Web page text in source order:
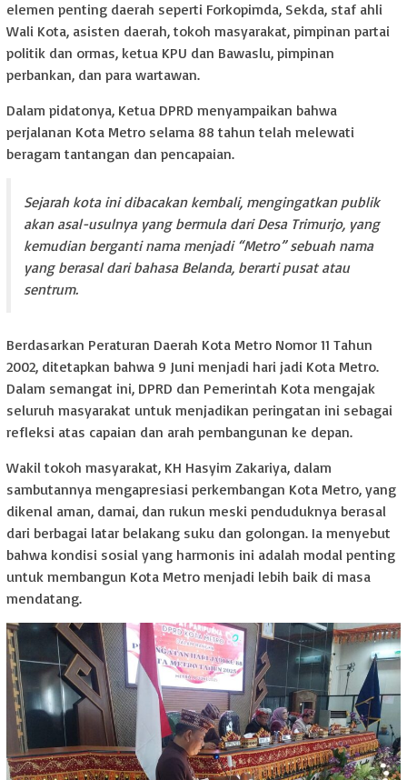
elemen penting daerah seperti Forkopimda, Sekda, staf ahli
Wali Kota, asisten daerah, tokoh masyarakat, pimpinan partai
politik dan ormas, ketua KPU dan Bawaslu, pimpinan
perbankan, dan para wartawan.
Dalam pidatonya, Ketua DPRD menyampaikan bahwa
perjalanan Kota Metro selama 88 tahun telah melewati
beragam tantangan dan pencapaian.
Sejarah kota ini dibacakan kembali, mengingatkan publik
akan asal-usulnya yang bermula dari Desa Trimurjo, yang
kemudian berganti nama menjadi “Metro” sebuah nama
yang berasal dari bahasa Belanda, berarti pusat atau
sentrum.
Berdasarkan Peraturan Daerah Kota Metro Nomor 11 Tahun
2002, ditetapkan bahwa 9 Juni menjadi hari jadi Kota Metro.
Dalam semangat ini, DPRD dan Pemerintah Kota mengajak
seluruh masyarakat untuk menjadikan peringatan ini sebagai
refleksi atas capaian dan arah pembangunan ke depan.
Wakil tokoh masyarakat, KH Hasyim Zakariya, dalam
sambutannya mengapresiasi perkembangan Kota Metro, yang
dikenal aman, damai, dan rukun meski penduduknya berasal
dari berbagai latar belakang suku dan golongan. Ia menyebut
bahwa kondisi sosial yang harmonis ini adalah modal penting
untuk membangun Kota Metro menjadi lebih baik di masa
mendatang.